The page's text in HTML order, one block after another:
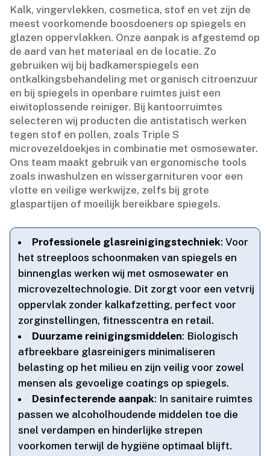
Kalk, vingervlekken, cosmetica, stof en vet zijn de
meest voorkomende boosdoeners op spiegels en
glazen oppervlakken.​ Onze aanpak is afgestemd op
de aard van het materiaal en de locatie.​ Zo
gebruiken wij bij badkamerspiegels een
ontkalkingsbehandeling met organisch citroenzuur
en bij spiegels in openbare ruimtes juist een
eiwitoplossende reiniger.​ Bij kantoorruimtes
selecteren wij producten die antistatisch werken
tegen stof en pollen, zoals Triple S
microvezeldoekjes in combinatie met osmosewater.​
Ons team maakt gebruik van ergonomische tools
zoals inwashulzen en wissergarnituren voor een
vlotte en veilige werkwijze, zelfs bij grote
glaspartijen of moeilijk bereikbare spiegels.​
Professionele glasreinigingstechniek: Voor
het streeploos schoonmaken van spiegels en
binnenglas werken wij met osmosewater en
microvezeltechnologie.​ Dit zorgt voor een vetvrij
oppervlak zonder kalkafzetting, perfect voor
zorginstellingen, fitnesscentra en retail.​
Duurzame reinigingsmiddelen: Biologisch
afbreekbare glasreinigers minimaliseren
belasting op het milieu en zijn veilig voor zowel
mensen als gevoelige coatings op spiegels.​
Desinfecterende aanpak: In sanitaire ruimtes
passen we alcoholhoudende middelen toe die
snel verdampen en hinderlijke strepen
voorkomen terwijl de hygiëne optimaal blijft.​